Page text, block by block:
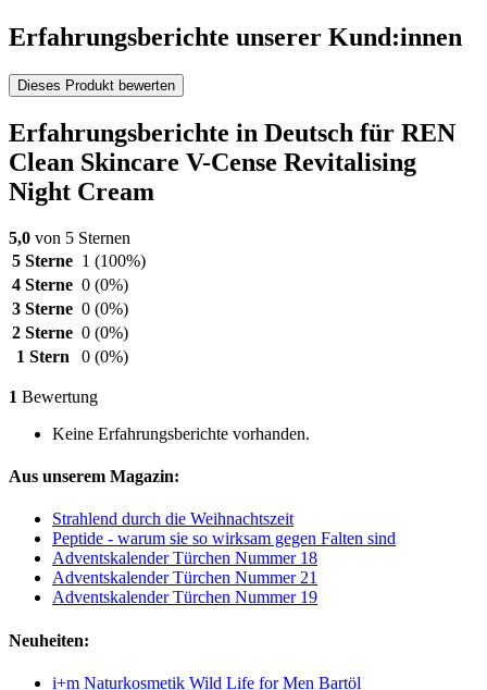
Erfahrungsberichte unserer Kund:innen
Dieses Produkt bewerten
Erfahrungsberichte in Deutsch für REN
Clean Skincare V-Cense Revitalising
Night Cream
5,0 von 5 Sternen
5 Sterne 1 (100%)
4 Sterne 0 (0%)
3 Sterne 0 (0%)
2 Sterne 0 (0%)
1 Stern
0 (0%)
1 Bewertung
Keine Erfahrungsberichte vorhanden.
Aus unserem Magazin:
Strahlend durch die Weihnachtszeit
Peptide - warum sie so wirksam gegen Falten sind
Adventskalender Türchen Nummer 18
Adventskalender Türchen Nummer 21
Adventskalender Türchen Nummer 19
Neuheiten:
i+m Naturkosmetik Wild Life for Men Bartöl